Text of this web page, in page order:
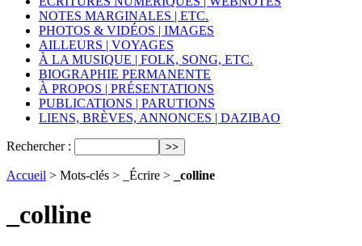
NOTES MARGINALES | ETC.
PHOTOS & VIDÉOS | IMAGES
AILLEURS | VOYAGES
À LA MUSIQUE | FOLK, SONG, ETC.
BIOGRAPHIE PERMANENTE
À PROPOS | PRÉSENTATIONS
PUBLICATIONS | PARUTIONS
LIENS, BRÈVES, ANNONCES | DAZIBAO
Rechercher :
Accueil > Mots-clés > _Écrire > _colline
_colline